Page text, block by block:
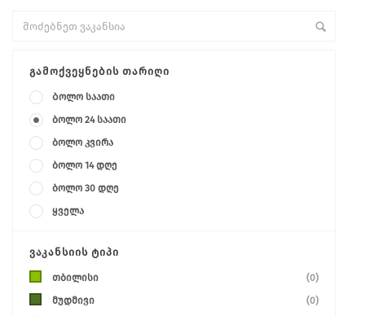
ᲒᲐᲛᲝᲥᲕᲔᲧᲜᲔᲑᲘᲡ ᲗᲐᲠᲘᲦᲘ
Ბოლო საათი
ბოლო 24 საათი
ბოლო კვირა
ბოლო 14 დღე
ბოლო 30 დღე
ყველა
ᲕᲐᲙᲐᲜᲡᲘᲘᲡ ᲢᲘᲞᲘ
თბილისი
(0)
მუდმივი
(0)